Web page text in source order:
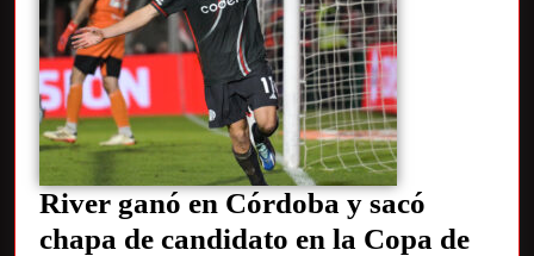
River ganó en Córdoba y sacó
chapa de candidato en la Copa de